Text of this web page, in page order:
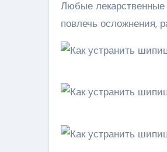
Любые
повлечь осложнения,